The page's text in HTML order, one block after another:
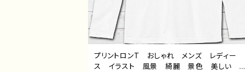
プリントロンT おしゃれ メンズ レディー
ス イラスト 風景 綺麗 景色 美しい エ